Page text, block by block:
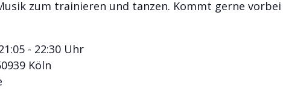
zum trainieren und tanzen. Kommt gerne
- 22:30 Uhr
Köln